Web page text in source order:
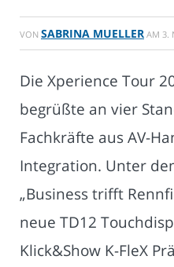
VON SABRINA MUELLER AM 3.
Die Xperience Tour
begrüßte an vier
Fachkräfte aus AV-
Integration. Unter
„Business trifft
neue TD12
Klick&Show K-FleX